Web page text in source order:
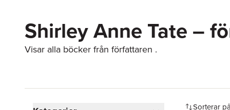
Shirley Anne Tate –
Visar alla böcker från författaren .
Sorterar